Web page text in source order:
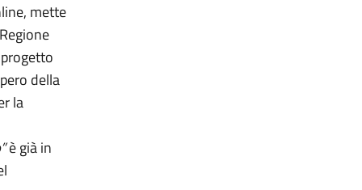
mette
della
la
è già in